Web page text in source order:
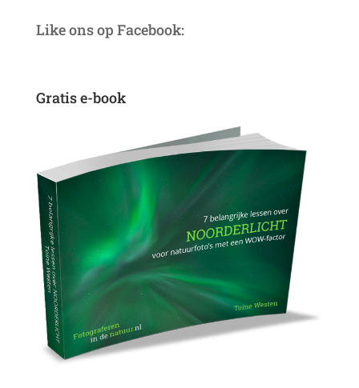
Like ons op Facebook:
Gratis e-book